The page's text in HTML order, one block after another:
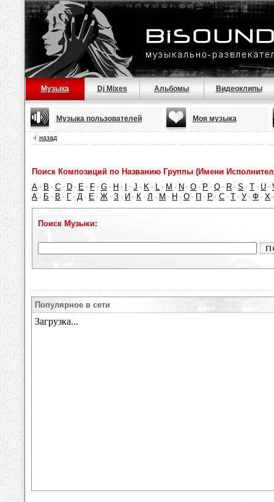
Музыка Dj Mixes Альбомы Видеоклипы
Музыка пользователей Моя музыка
назад
Поиск Композиций по Названию Группы (Имени
A · B · C · D · E · F · G · H · · J · K · L · M · N · O · P · Q · R · S · T · U ·
А · Б · В · Г · Д · Е · Ж · З · И · К · Л · М · Н · О · П · Р · С · Т · У · Ф · Х
Поиск Музыки:
Популярное в сети